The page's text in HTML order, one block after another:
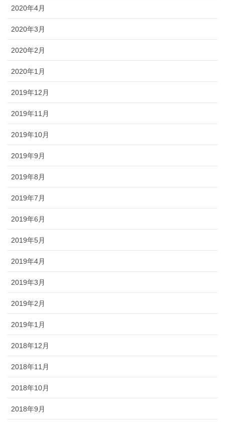
2020年4月
2020年3月
2020年2月
2020年1月
2019年12月
2019年11月
2019年10月
2019年9月
2019年8月
2019年7月
2019年6月
2019年5月
2019年4月
2019年3月
2019年2月
2019年1月
2018年12月
2018年11月
2018年10月
2018年9月